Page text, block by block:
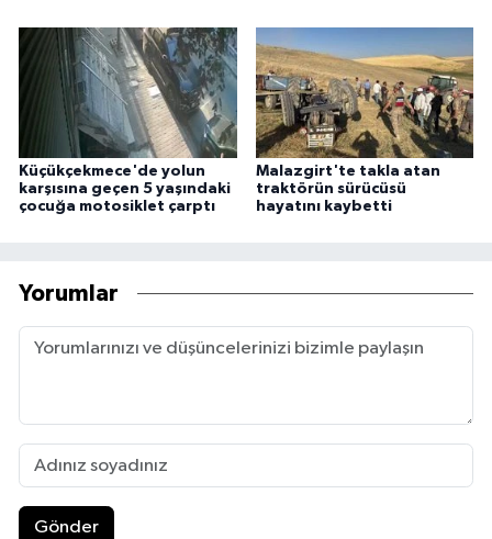
Küçükçekmece'de yolun
karşısına geçen 5 yaşındaki
çocuğa motosiklet çarptı
Malazgirt'te takla atan
traktörün sürücüsü
hayatını kaybetti
Yorumlar
Gönder